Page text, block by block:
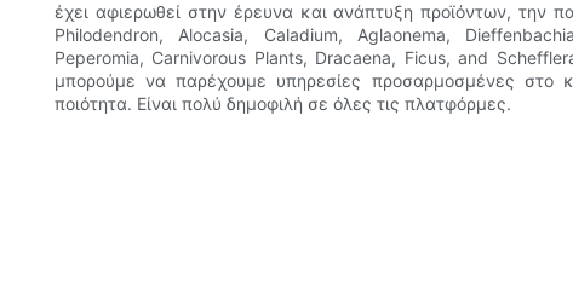
έχει αφιερωθεί στην έρευνα και ανάπτυξη προϊόντων, την
Philodendron, Alocasia, Caladium, Aglaonema,
Peperomia, Carnivorous Plants, Dracaena, Ficus, and
μπορούμε να παρέχουμε υπηρεσίες προσαρμοσμένες στο
ποιότητα. Είναι πολύ δημοφιλή σε όλες τις πλατφόρμες.